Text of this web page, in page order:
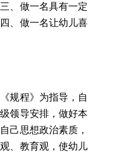
、做一名具有一定
、做一名让幼儿喜
程》为指导，自
领导安排，做好本
己思想政治素质，
、教育观，使幼儿